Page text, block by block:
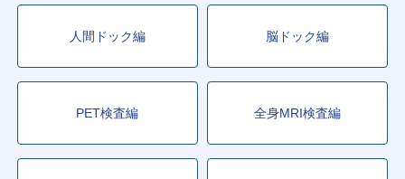
人間ドック編 脳ドック編
PET検査編 全身MRI検査編